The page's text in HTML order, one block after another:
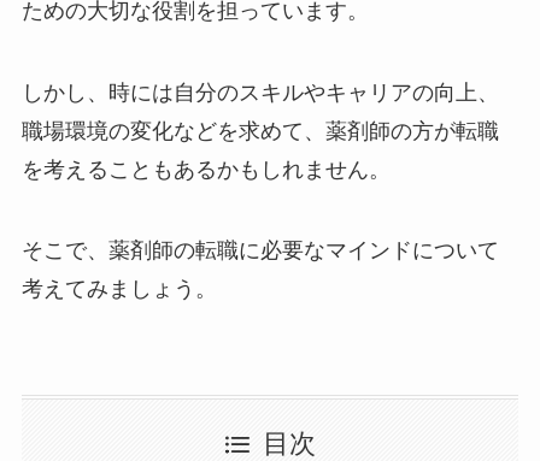
ための大切な役割を担っています。
しかし、時には自分のスキルやキャリアの向上、
職場環境の変化などを求めて、薬剤師の方が転職
を考えることもあるかもしれません。
そこで、薬剤師の転職に必要なマインドについて
考えてみましょう。
目次